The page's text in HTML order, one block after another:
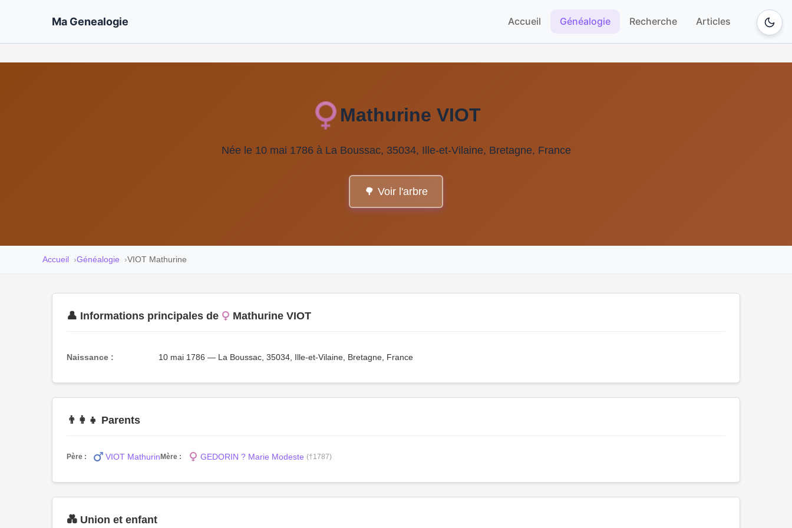
Ma Genealogie Accueil Généalogie Recherche Articles
Mathurine VIOT
Née le 10 mai 1786 à La Boussac, 35034, Ille-et-Vilaine, Bretagne, France
🌳 Voir l'arbre
Accueil Généalogie VIOT Mathurine
👤 Informations principales de Mathurine VIOT
Naissance : 10 mai 1786 — La Boussac, 35034, Ille-et-Vilaine, Bretagne, France
👨‍👩‍👧 Parents
Père : VIOT MathurinMère : GEDORIN ? Marie Modeste (†1787)
💑 Union et enfant